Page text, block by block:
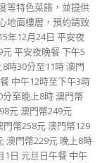
等特色菜餚，並提供
地面樓層，預約請致
年12月24日 平安夜
平安夜晚餐 下午5
時30分至11時 澳門
中午12時至下午3時
至晚上8時 澳門幣
元 澳門幣249元
幣258元 澳門幣129
澳門幣229元 晚上8時
1日 元旦日午餐 中午